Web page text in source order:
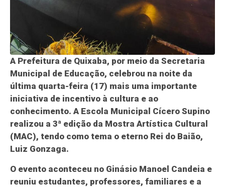
A Prefeitura de Quixaba, por meio da Secretaria
Municipal de Educação, celebrou na noite da
última quarta-feira (17) mais uma importante
iniciativa de incentivo à cultura e ao
conhecimento. A Escola Municipal Cícero Supino
realizou a 3ª edição da Mostra Artística Cultural
(MAC), tendo como tema o eterno Rei do Baião,
Luiz Gonzaga.
O evento aconteceu no Ginásio Manoel Candeia e
reuniu estudantes, professores, familiares e a